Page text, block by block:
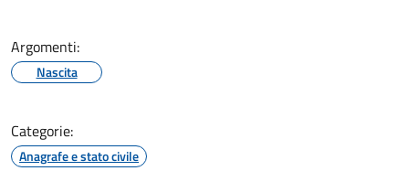
Argomenti:
Nascita
Categorie:
Anagrafe e stato civile